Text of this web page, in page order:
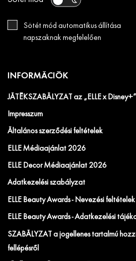
Sötét mód automatikus állítása
napszaknak megfelelően
INFORMÁCIÓK
JÁTÉKSZABÁLYZAT az „ELLE x
Impresszum
Általános szerződési feltételek
ELLE Médiaajánlat 2026
ELLE Decor Médiaajánlat 2026
Adatkezelési szabályzat
ELLE Beauty Awards - Nevezési feltételek
ELLE Beauty Awards - Adatkezelési
SZABÁLYZAT a jogellenes tartalmú
fellépésről